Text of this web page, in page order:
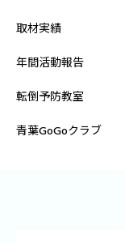
取材実績
年間活動報告
転倒予防教室
青葉GoGoクラブ